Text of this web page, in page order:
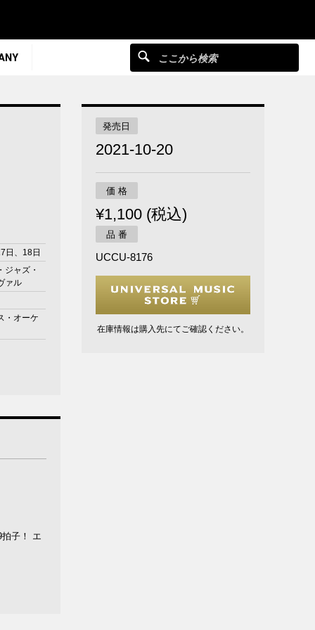
日、18日
ジャズ・
ァル
・オーケ
子！ エ
発売日
2021-10-20
価 格
¥1,100 (税込)
品 番
UCCU-8176
在庫情報は購入先にてご確認ください。